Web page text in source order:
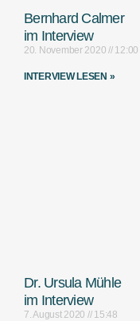
Bernhard Calmer
im Interview
20. November 2020 12:00
INTERVIEW LESEN »
Dr. Ursula Mühle
im Interview
7. August 2020 15:48